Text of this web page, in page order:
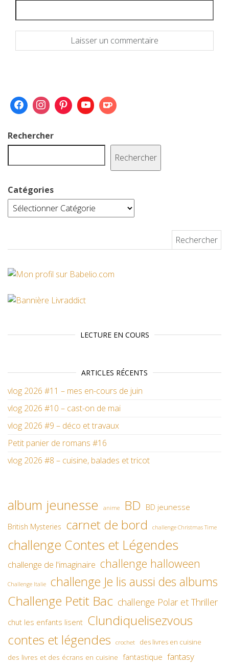
Rechercher
Rechercher
Catégories
LECTURE EN COURS
ARTICLES RÉCENTS
vlog 2026 #11 – mes en-cours de juin
vlog 2026 #10 – cast-on de mai
vlog 2026 #9 – déco et travaux
Petit panier de romans #16
vlog 2026 #8 – cuisine, balades et tricot
album jeunesse anime BD BD jeunesse
British Mysteries carnet de bord challenge Christmas Time
challenge Contes et Légendes
challenge de l'imaginaire challenge halloween
Challenge Italie challenge Je lis aussi des albums
Challenge Petit Bac challenge Polar et Thriller
chut les enfants lisent Clundiquelisezvous
contes et légendes
crochet
des livres en cuisine
des livres et des écrans en cuisine fantastique fantasy